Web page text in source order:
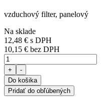
vzduchový filter, panelový
Na sklade
12,48 € s DPH
10,15 € bez DPH
+
-
Do košika
Pridať do obľúbených